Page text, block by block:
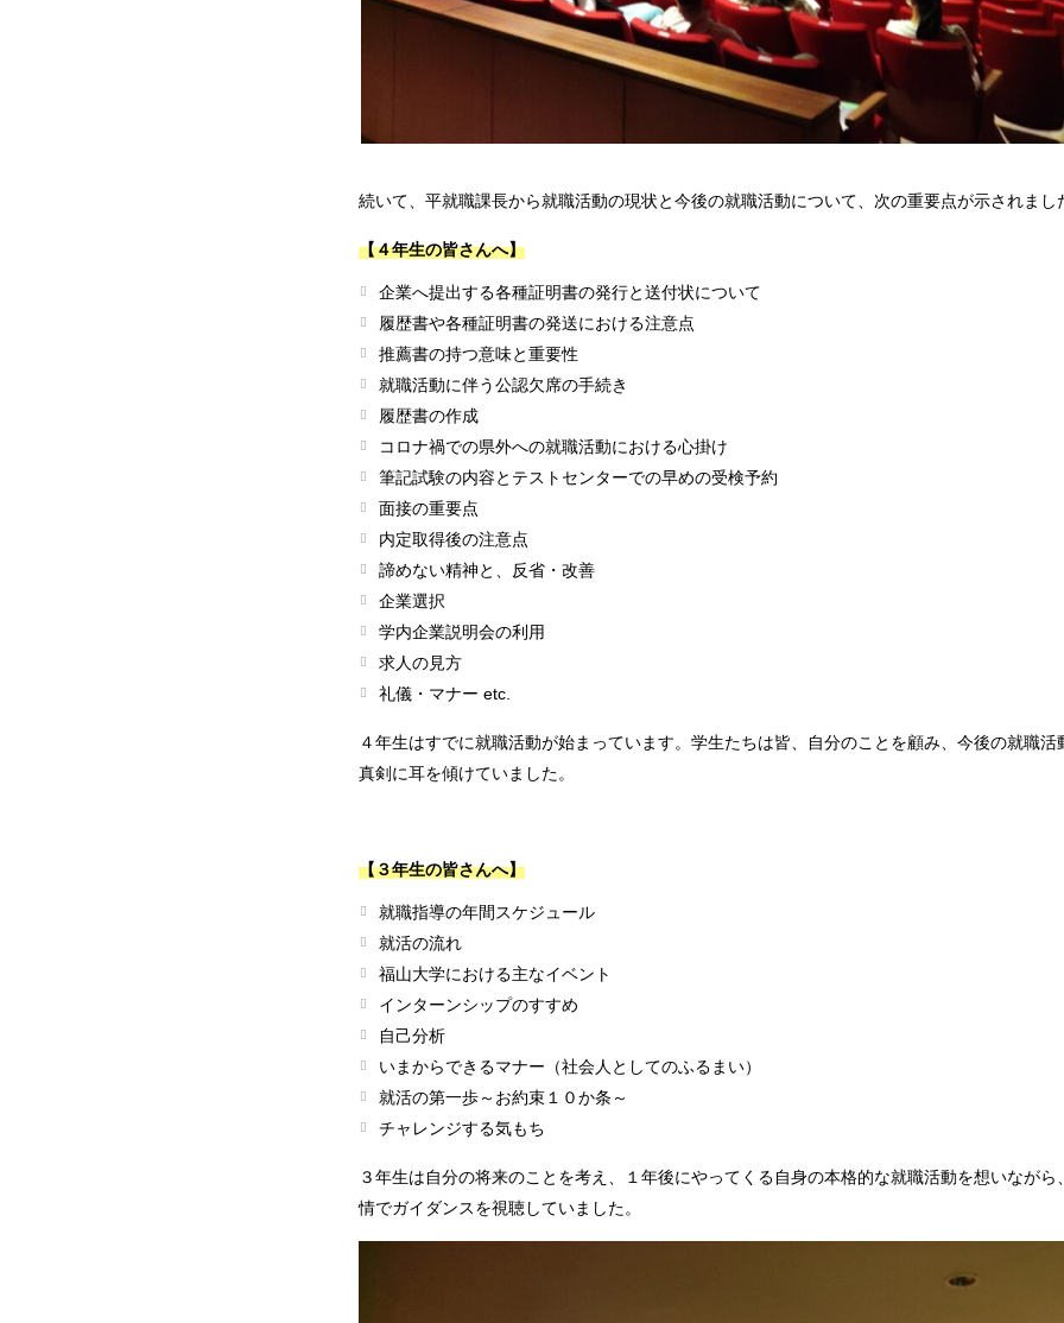
続いて、平就職課長から就職活動の現状と今後の就職活動について、次の重要点が示されまし
【４年生の皆さんへ】
企業へ提出する各種証明書の発行と送付状について
履歴書や各種証明書の発送における注意点
推薦書の持つ意味と重要性
就職活動に伴う公認欠席の手続き
履歴書の作成
コロナ禍での県外への就職活動における心掛け
筆記試験の内容とテストセンターでの早めの受検予約
面接の重要点
内定取得後の注意点
諦めない精神と、反省・改善
企業選択
学内企業説明会の利用
求人の見方
礼儀・マナー etc.
４年生はすでに就職活動が始まっています。学生たちは皆、自分のことを顧み、今後の就職
真剣に耳を傾けていました。
【３年生の皆さんへ】
就職指導の年間スケジュール
就活の流れ
福山大学における主なイベント
インターンシップのすすめ
自己分析
いまからできるマナー（社会人としてのふるまい）
就活の第一歩～お約束１０か条～
チャレンジする気もち
３年生は自分の将来のことを考え、１年後にやってくる自身の本格的な就職活動を想いなが
情でガイダンスを視聴していました。